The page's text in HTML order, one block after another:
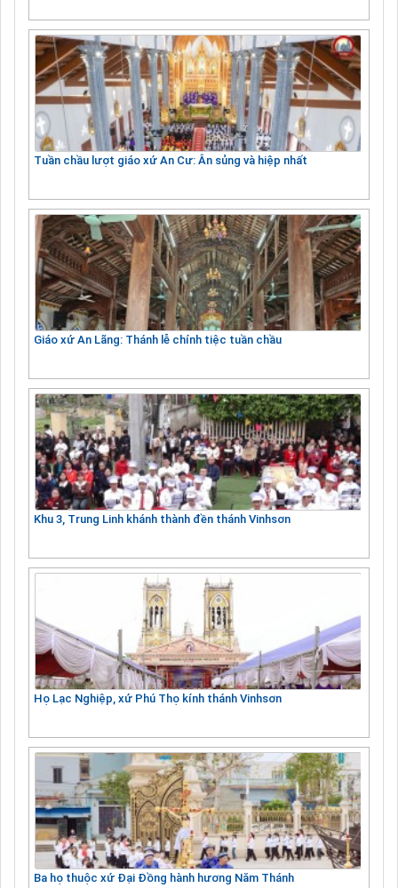
Tuần chầu lượt giáo xứ An Cư: Ân sủng và hiệp nhất
Giáo xứ An Lãng: Thánh lễ chính tiệc tuần chầu
Khu 3, Trung Linh khánh thành đền thánh Vinhsơn
Họ Lạc Nghiệp, xứ Phú Thọ kính thánh Vinhsơn
Ba họ thuộc xứ Đại Đồng hành hương Năm Thánh